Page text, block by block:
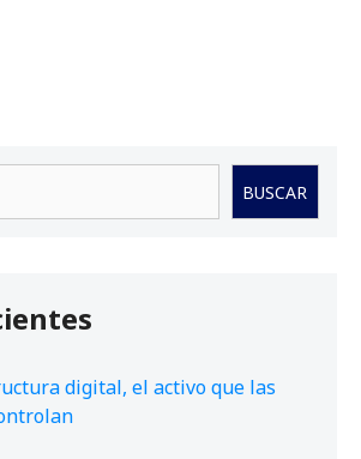
BUSCAR
digital, el activo que las